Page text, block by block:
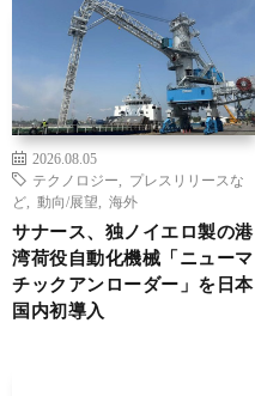
2026.08.05
テクノロジー
プレスリリースな
ど
動向/展望 海外
サナース、独ノイエロ製の港
湾荷役自動化機械「ニューマ
チックアンローダー」を日本
国内初導入